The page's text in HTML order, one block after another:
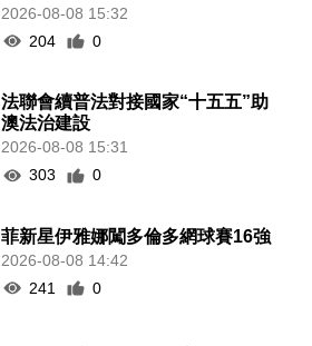
2026-08-08 15:32
204
0
法聯會續普法對接國家“十五五”助
澳法治建設
2026-08-08 15:31
303
0
菲新星伊雅娜闖多倫多網球賽16強
2026-08-08 14:42
241
0